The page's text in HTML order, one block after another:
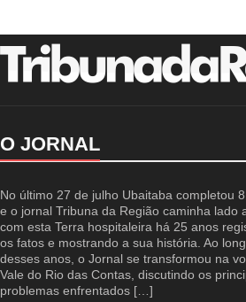
O JORNAL
No último 27 de julho Ubaitaba completou
e o jornal Tribuna da Região caminha lado
com esta Terra hospitaleira há 25 anos
os fatos e mostrando a sua história. Ao
desses anos, o Jornal se transformou na
Vale do Rio das Contas, discutindo os
problemas enfrentados […]